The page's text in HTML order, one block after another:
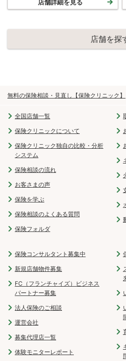
無料の保険相談・見直し【保険クリニック】
店舗詳細を見る
店舗を探
全国店舗一覧
保険クリニックについて
保険クリニック独自の比較・分析
システム
保険相談の流れ
お客さまの声
保険を学ぶ
保険相談のよくある質問
保険フォルダ
保険コンサルタント募集中
新規店舗物件募集
FC（フランチャイズ）ビジネス
パートナー募集
法人保険のご相談
運営会社
募集代理店一覧
体験モニターレポート